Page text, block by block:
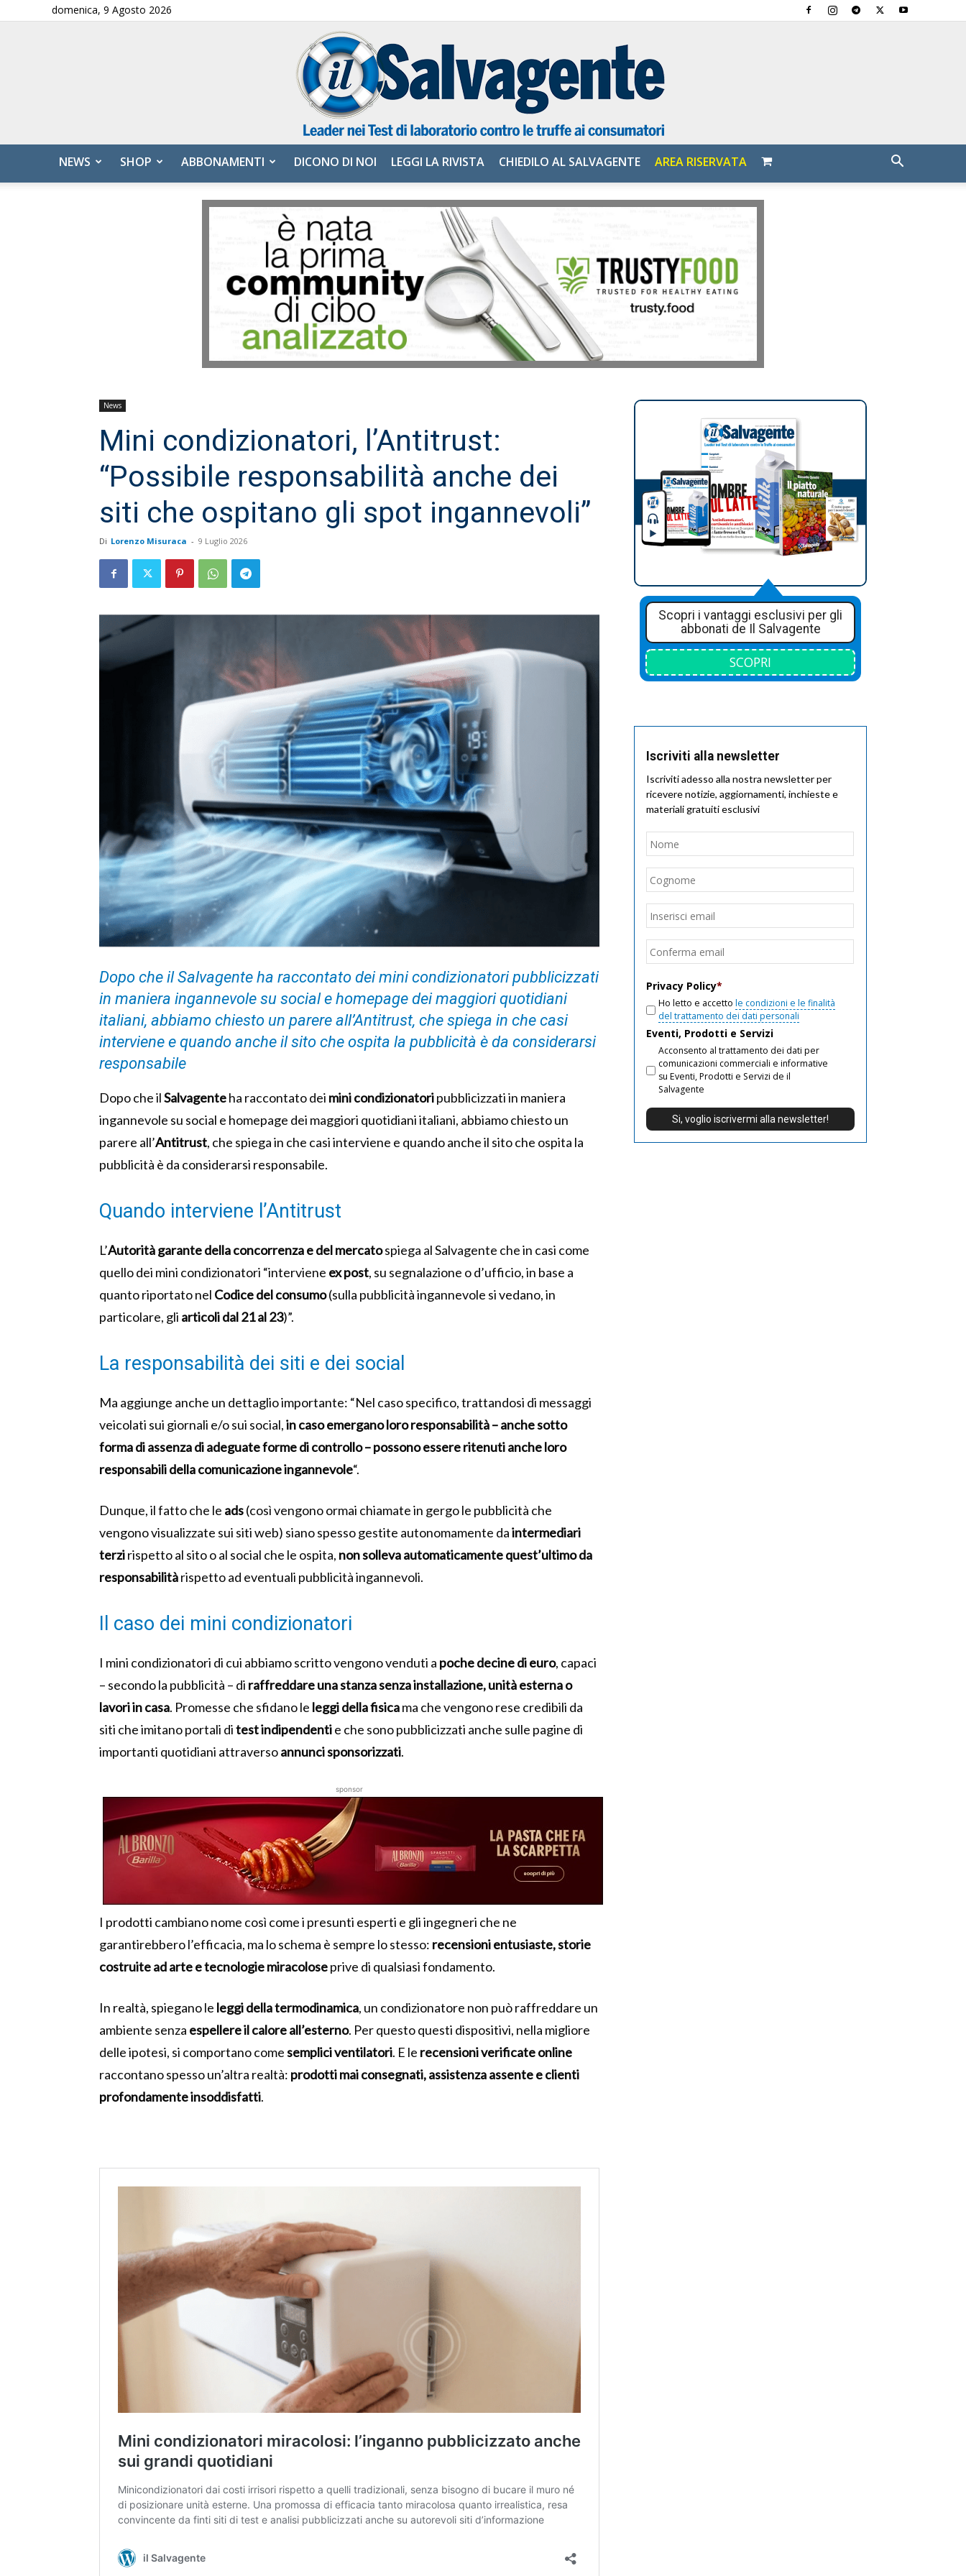
domenica, 9 Agosto 2026
Salvagente
NEWS SHOP ABBONAMENTI DICONO DI NOI LEGGI LA RIVISTA CHIEDILO AL SALVAGENTE AREA RISERVATA
News
Mini condizionatori, l’Antitrust:
“Possibile responsabilità anche dei
siti che ospitano gli spot ingannevoli”
Di Lorenzo Misuraca - 9 Luglio 2026
Dopo che il Salvagente ha raccontato dei mini condizionatori pubblicizzati
in maniera ingannevole su social e homepage dei maggiori quotidiani
italiani, abbiamo chiesto un parere all’Antitrust, che spiega in che casi
interviene e quando anche il sito che ospita la pubblicità è da considerarsi
responsabile
Dopo che ilSalvagenteha raccontato dei mini condizionatoripubblicizzati in maniera
ingannevole su social e homepage dei maggiori quotidiani italiani, abbiamo chiesto un
parere all’Antitrust, che spiega in che casi interviene e quando anche il sito che ospita la
pubblicità è da considerarsi responsabile.
Quando interviene l’Antitrust
L’Autorità garante della concorrenza e del mercatospiega al Salvagente che in casi come
quello dei mini condizionatori “interviene ex post, su segnalazione o d’ufficio, in base a
quanto riportato nel Codice del consumo(sulla pubblicità ingannevole si vedano, in
particolare, gli articoli dal 21 al 23)”.
La responsabilità dei siti e dei social
Ma aggiunge anche un dettaglio importante: “Nel caso specifico, trattandosi di messaggi
veicolati sui giornali e/o sui social,in caso emergano loro responsabilità – anche sotto
forma di assenza di adeguate forme di controllo – possono essere ritenuti anche loro
responsabili della comunicazione ingannevole“.
Dunque, il fatto che le ads(così vengono ormai chiamate in gergo le pubblicità che
vengono visualizzate sui siti web) siano spesso gestite autonomamente daintermediari
terzirispetto al sito o al social che le ospita, non solleva automaticamente quest’ultimo da
responsabilitàrispetto ad eventuali pubblicità ingannevoli.
Il caso dei mini condizionatori
I mini condizionatori di cui abbiamo scritto vengono venduti a poche decine di euro, capaci
– secondo la pubblicità – di raffreddare una stanza senza installazione, unità esterna o
lavori in casa. Promesse che sfidano le leggi della fisicama che vengono rese credibili da
siti che imitano portali ditest indipendentie che sono pubblicizzati anche sulle pagine di
importanti quotidiani attraversoannunci sponsorizzati.
sponsor
I prodotti cambiano nome così come i presunti esperti e gli ingegneri che ne
garantirebbero l’efficacia, ma lo schema è sempre lo stesso: recensioni entusiaste, storie
costruite ad arte e tecnologie miracoloseprive di qualsiasi fondamento.
In realtà, spiegano le leggi della termodinamica, un condizionatore non può raffreddare un
ambiente senza espellere il calore all’esterno. Per questo questi dispositivi, nella migliore
delle ipotesi, si comportano comesemplici ventilatori. E le recensioni verificate online
raccontano spesso un’altra realtà: prodotti mai consegnati, assistenza assente e clienti
profondamente insoddisfatti.
Scopri i vantaggi esclusivi per gli
abbonati de Il Salvagente
SCOPRI
Iscriviti alla newsletter
Iscriviti adesso alla nostra newsletter per
ricevere notizie, aggiornamenti, inchieste e
materiali gratuiti esclusivi
Nome
Email
Privacy Policy*
Ho letto e accetto le condizioni e le finalità
del trattamento dei dati personali
Eventi, Prodotti e Servizi
Acconsento al trattamento dei dati per
comunicazioni commerciali e informative
su Eventi, Prodotti e Servizi de il
Salvagente